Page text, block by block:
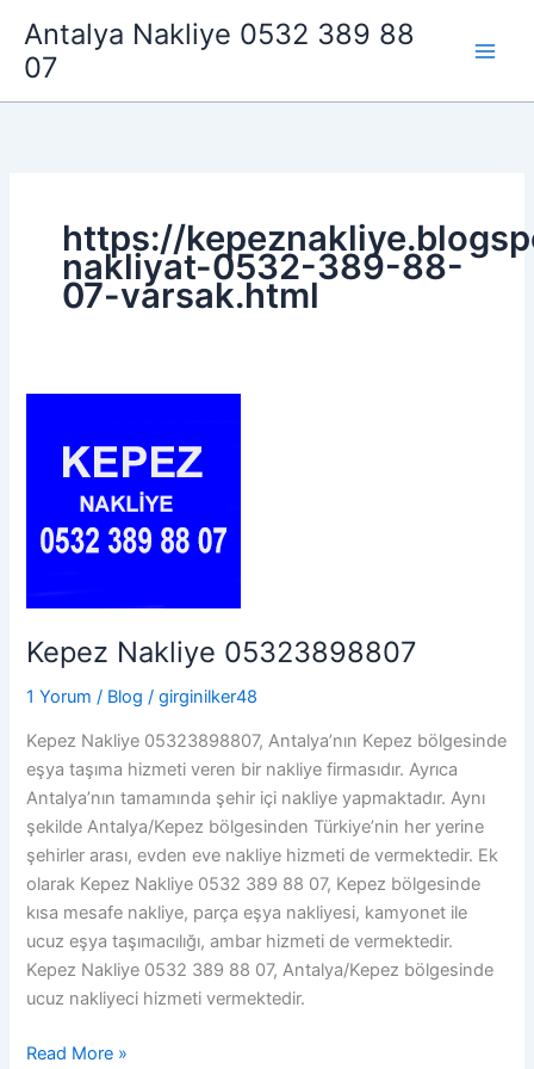
atlaAntalya Nakliye 0532 389 88
07
https://
nakliyat-0532-389-88-
07-varsak.html
Kepez Nakliye 05323898807
1 Yorum / Blog /girginilker48
Kepez Nakliye 05323898807, Antalya’nın Kepez bölgesinde
eşya taşıma hizmeti veren bir nakliye firmasıdır. Ayrıca
Antalya’nın tamamında şehir içi nakliye yapmaktadır. Aynı
şekilde Antalya/Kepez bölgesinden Türkiye’nin her yerine
şehirler arası, evden eve nakliye hizmeti de vermektedir. Ek
olarak Kepez Nakliye 0532 389 88 07, Kepez bölgesinde
kısa mesafe nakliye, parça eşya nakliyesi, kamyonet ile
ucuz eşya taşımacılığı, ambar hizmeti de vermektedir.
Kepez Nakliye 0532 389 88 07, Antalya/Kepez bölgesinde
ucuz nakliyeci hizmeti vermektedir.
Kepez
Read More »